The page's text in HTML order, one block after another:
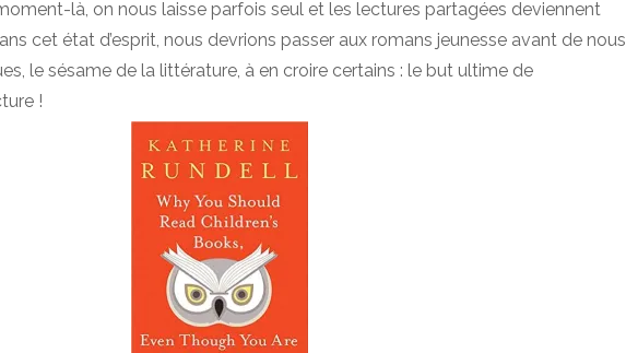
là, on nous laisse parfois seul et les lectures partagées deviennent
cet état d’esprit, nous devrions passer aux romans jeunesse avant de nous
le sésame de la littérature, à en croire certains : le but ultime de
!